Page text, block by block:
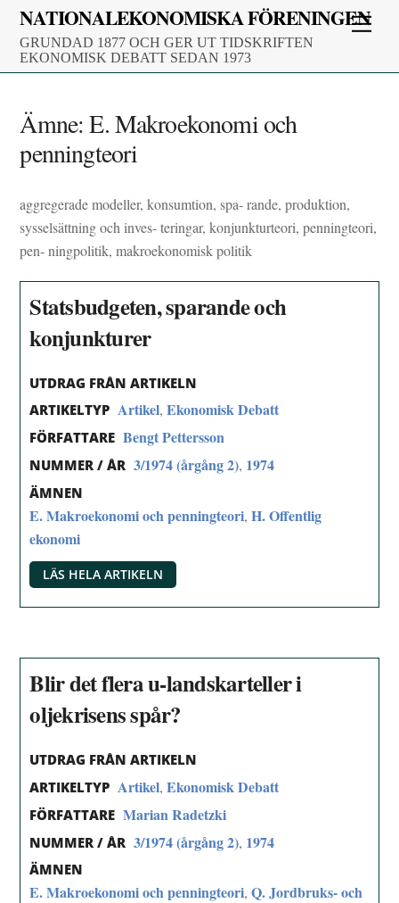
Skip
content
NATIONALEKONOMISKA FÖRENINGEN
GRUNDAD 1877 OCH GER UT TIDSKRIFTEN
EKONOMISK DEBATT SEDAN 1973
Ämne:E. Makroekonomi och
penningteori
aggregerade modeller, konsumtion, spa- rande, produktion,
sysselsättning och inves- teringar, konjunkturteori, penningteori,
pen- ningpolitik, makroekonomisk politik
Statsbudgeten, sparande och
konjunkturer
UTDRAG FRÅN ARTIKELN
ARTIKELTYP Artikel,Ekonomisk Debatt
FÖRFATTARE Bengt Pettersson
NUMMER / ÅR 3/1974 (årgång 2), 1974
ÄMNEN
E. Makroekonomi och penningteori,H. Offentlig
ekonomi
LÄS HELA ARTIKELN
Blir det flera u-landskarteller i
oljekrisens spår?
UTDRAG FRÅN ARTIKELN
ARTIKELTYP Artikel,Ekonomisk Debatt
FÖRFATTARE Marian Radetzki
NUMMER / ÅR 3/1974 (årgång 2), 1974
ÄMNEN
E. Makroekonomi och penningteori,Q. Jordbruks- och